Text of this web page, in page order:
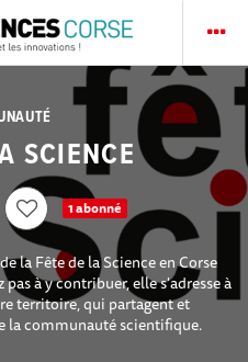
SCIENCE
1 abonné
la Fête de la Science en Corse
à y contribuer, elle s'adresse à
territoire, qui partagent et
la communauté scientifique.